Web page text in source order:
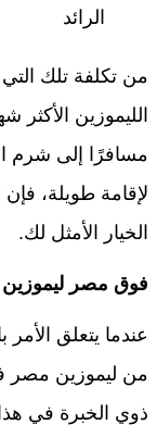
الرائد
من تكلفة تلك
الليموزين
مسافرًا إلى شرم
لإقامة طويلة،
الخيار الأمثل لك.
فوق مصر ليموزين
عندما يتعلق
من ليموزين مصر
ذوي الخبرة في